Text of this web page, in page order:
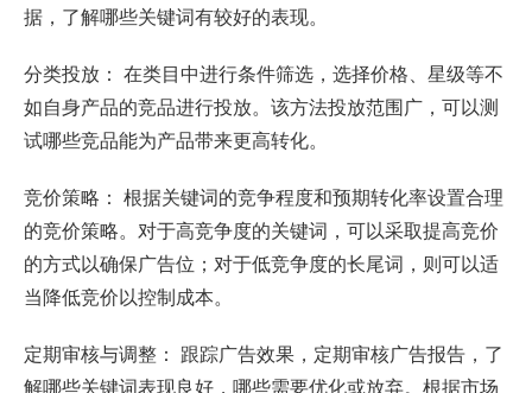
据，了解哪些关键词有较好的表现。
分类投放： 在类目中进行条件筛选，选择价格、星级等不
如自身产品的竞品进行投放。该方法投放范围广，可以测
试哪些竞品能为产品带来更高转化。
竞价策略： 根据关键词的竞争程度和预期转化率设置合理
的竞价策略。对于高竞争度的关键词，可以采取提高竞价
的方式以确保广告位；对于低竞争度的长尾词，则可以适
当降低竞价以控制成本。
定期审核与调整： 跟踪广告效果，定期审核广告报告，了
解哪些关键词表现良好，哪些需要优化或放弃。根据市场